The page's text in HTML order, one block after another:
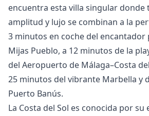
encuentra esta villa singular donde
amplitud y lujo se combinan a la
3 minutos en coche del encantador
Mijas Pueblo, a 12 minutos de la
del Aeropuerto de Málaga–Costa
25 minutos del vibrante Marbella y
Puerto Banús.
La Costa del Sol es conocida por su